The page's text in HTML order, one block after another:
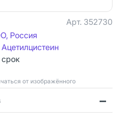
Арт. 352730
Россия
Ацетилцистеин
от изображённого